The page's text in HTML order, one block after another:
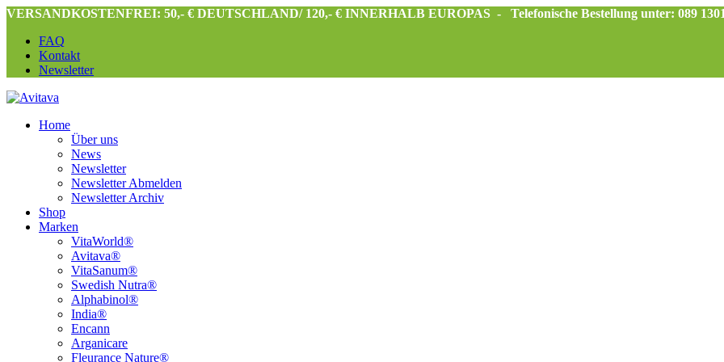
VERSANDKOSTENFREI: 50,- € DEUTSCHLAND/ 120,- € INNERHALB EUROPAS -
Telefonische Bestellung unter: 089
FAQ
Kontakt
Newsletter
Home
Über uns
News
Newsletter
Newsletter Abmelden
Newsletter Archiv
Shop
Marken
VitaWorld®
Avitava®
VitaSanum®
Swedish Nutra®
Alphabinol®
India®
Encann
Arganicare
Fleurance Nature®